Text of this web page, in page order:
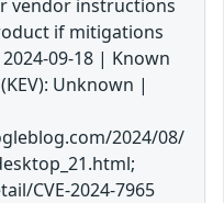
vendor instructions
if mitigations
09-18 | Known
Unknown |
2024/08/
CVE-2024-7965